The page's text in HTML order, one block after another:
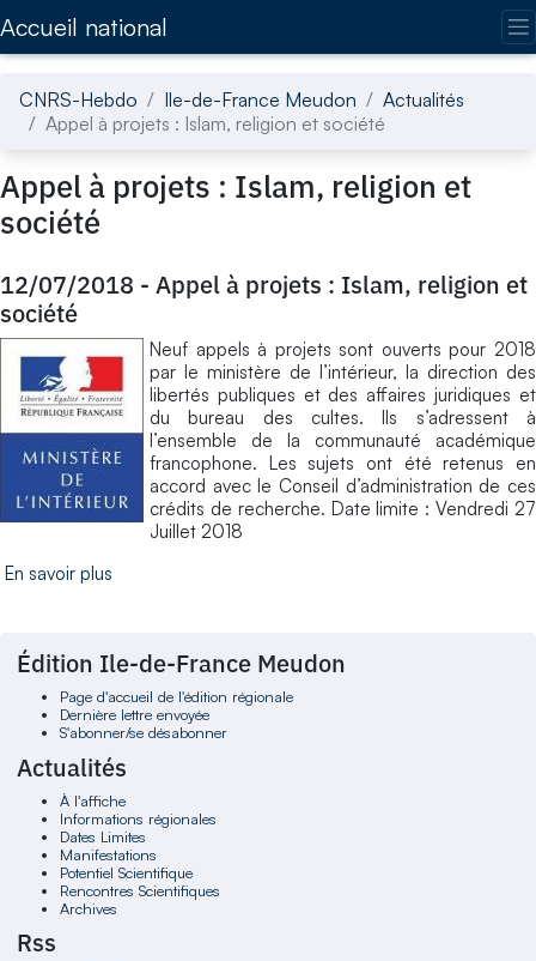
Accueil national
CNRS-Hebdo Ile-de-France Meudon
Actualités
Appel à projets : Islam, religion et société
Appel à projets : Islam, religion et
société
12/07/2018 - Appel à projets : Islam, religion et
société
Neuf appels à projets sont ouverts pour 2018
par le ministère de l’intérieur, la direction des
libertés publiques et des affaires juridiques et
du bureau des cultes. Ils s’adressent à
l’ensemble de la communauté académique
francophone. Les sujets ont été retenus en
accord avec le Conseil d’administration de ces
crédits de recherche. Date limite : Vendredi 27
Juillet 2018
En savoir plus
Édition Ile-de-France Meudon
Page d'accueil de l'édition régionale
Dernière lettre envoyée
S'abonner/se désabonner
Actualités
À l'affiche
Informations régionales
Dates Limites
Manifestations
Potentiel Scientifique
Rencontres Scientifiques
Archives
Rss